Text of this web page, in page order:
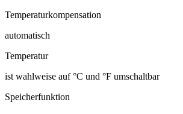
Temperaturkompensation
automatisch
Temperatur
ist wahlweise auf °C und °F umschaltbar
Speicherfunktion